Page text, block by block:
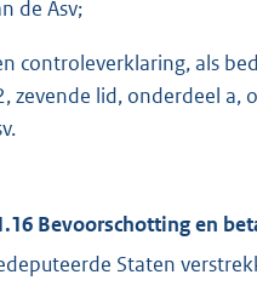
de Asv;
controleverklaring, als
zevende lid, onderdeel a,
Bevoorschotting en
Staten